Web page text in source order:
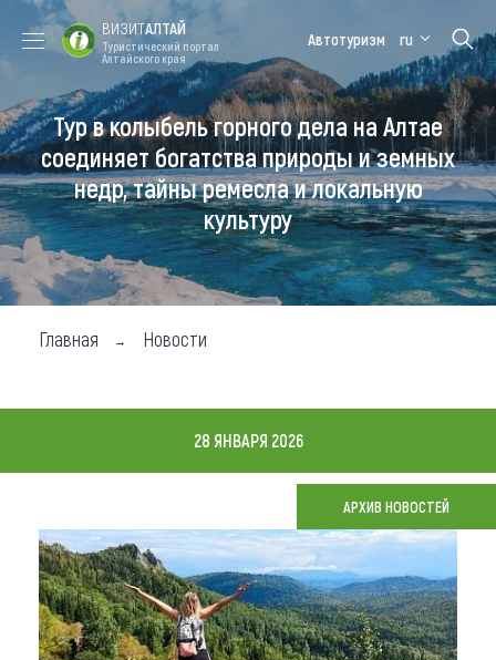
Форум VISIT
ALTAI
Цветение
маральника
Медицинский
форум
Алтайская
зимовка
Туры
Где побывать
Чем заняться
Где остановиться
Что привезти (сувениры)
О регионе
Коллекция впечатлений
ВИЗИТАЛТАЙ
Туристический портал
Алтайского края
Автотуризм ru
Тур в колыбель горного дела на Алтае
соединяет богатства природы и земных
недр, тайны ремесла и локальную
культуру
Главная Новости
28 ЯНВАРЯ 2026
АРХИВ НОВОСТЕЙ